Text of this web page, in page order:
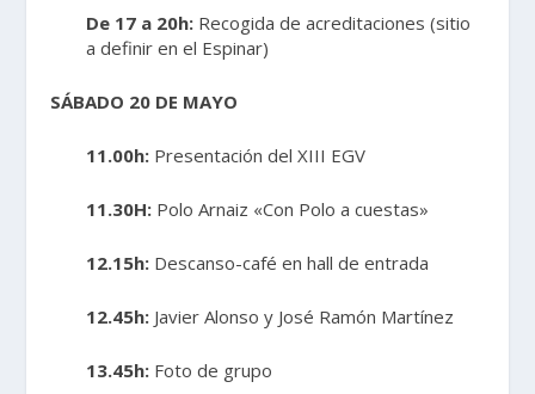
De 17 a 20h: Recogida de acreditaciones (sitio
a definir en el Espinar)
SÁBADO 20 DE MAYO
11.00h: Presentación del XIII EGV
11.30H: Polo Arnaiz «Con Polo a cuestas»
12.15h: Descanso-café en hall de entrada
12.45h: Javier Alonso y José Ramón Martínez
13.45h: Foto de grupo